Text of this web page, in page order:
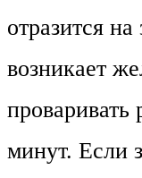
отразится
возникает
минут. Если